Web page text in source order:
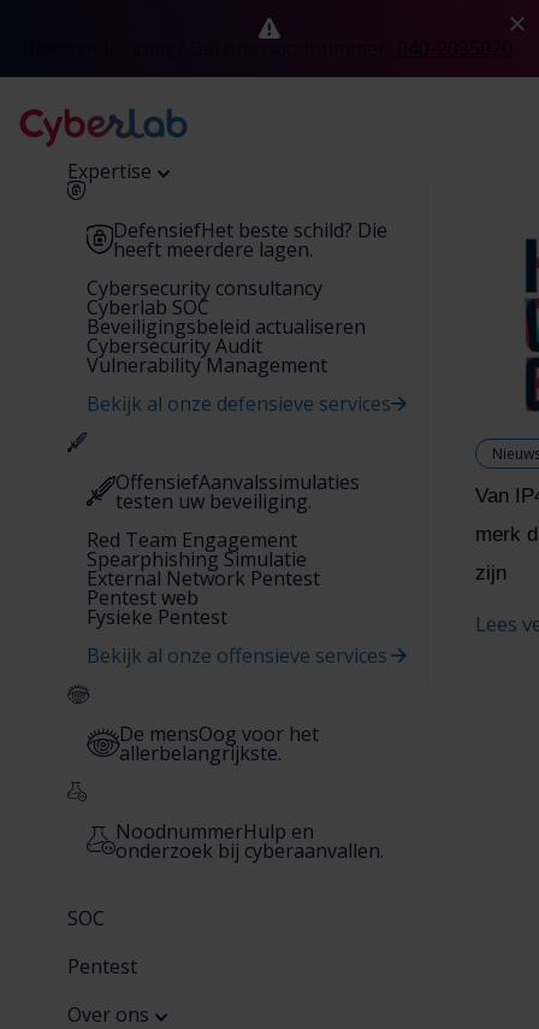
Expertise
DefensiefHet beste schild? Die
heeft meerdere lagen.
Cybersecurity consultancy
Cyberlab SOC
Beveiligingsbeleid actualiseren
Cybersecurity Audit
Vulnerability Management
Bekijk al onze defensieve services
OffensiefAanvalssimulaties
testen uw beveiliging.
Red Team Engagement
Spearphishing Simulatie
External Network Pentest
Pentest web
Fysieke Pentest
Bekijk al onze offensieve services
De mensOog voor het
allerbelangrijkste.
NoodnummerHulp en
onderzoek bij cyberaanvallen.
Van
merk
zijn
Lees
SOC
Pentest
Over ons